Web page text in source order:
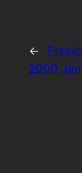
←
2000